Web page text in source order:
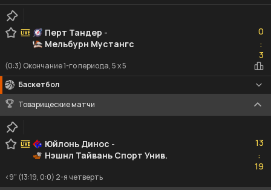
Перт Тандер -
Мельбурн Мустангс
0
:3
3
(0:3) Окончание 1-го периода, 5 x 5
Баскетбол
Товарищеские матчи
Юйлонь Динос -
Нэшнл Тайвань Спорт Унив.
13
:19
19
<9" (13:19, 0:0) 2-я четверть